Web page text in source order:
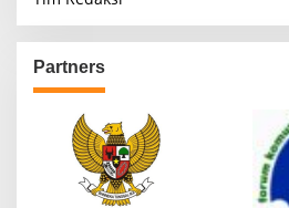
Partners